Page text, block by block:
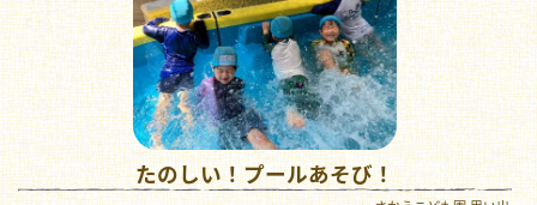
たのしい！プールあそび！